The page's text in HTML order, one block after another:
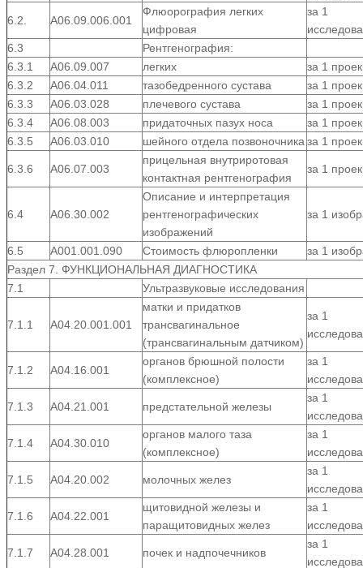
6.2. А06.09.006.001
Флюорография легких
цифровая
за 1
6.3
Рентгенография:
6.3.1
А06.09.007 легких
за 1
6.3.2
А06.04.011 тазобедренного сустава
за 1
6.3.3
А06.03.028 плечевого сустава
за 1
6.3.4
А06.08.003 придаточных пазух носа
за 1
6.3.5
А06.03.010 шейного отдела позвоночника за 1
6.3.6 А06.07.003
прицельная внутриротовая
контактная рентгенография
за 1
6.4 А06.30.002
Описание и интерпретация
рентгенографических
изображений
за 1
6.5 А001.001.090 Стоимость флюропленки
за 1
Раздел 7. ФУНКЦИОНАЛЬНАЯ ДИАГНОСТИКА
7.1
Ультразвуковые исследования
7.1.1 А04.20.001.001
матки и придатков
трансвагинальное
(трансвагинальным датчиком)
за 1
7.1.2 А04.16.001
органов брюшной полости
(комплексное)
за 1
7.1.3 А04.21.001 предстательной железы
за 1
7.1.4 А04.30.010
органов малого таза
(комплексное)
за 1
7.1.5 А04.20.002 молочных желез
за 1
7.1.6 А04.22.001
щитовидной железы и
паращитовидных желез
за 1
7.1.7 А04.28.001 почек и надпочечников
за 1